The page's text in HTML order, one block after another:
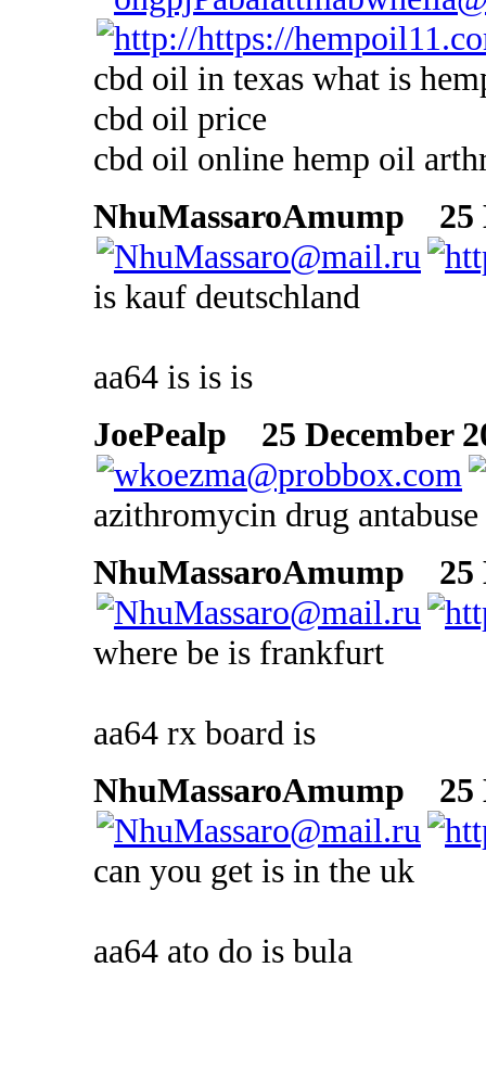
cbd oil in texas what is
cbd oil price
cbd oil online hemp oil
NhuMassaroAmump
25
is kauf deutschland
aa64 is is is
JoePealp
25 December
azithromycin drug
NhuMassaroAmump
25
where be is frankfurt
aa64 rx board is
NhuMassaroAmump
25
can you get is in the uk
aa64 ato do is bula